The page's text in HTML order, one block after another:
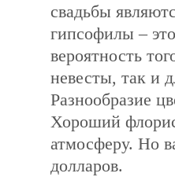
свадьбы
гипсофилы –
вероятность
невесты, так и
Разнообразие
Хороший
атмосферу. Но
долларов.